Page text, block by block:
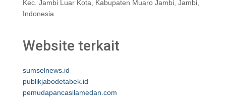
Kec. Jambi Luar Kota, Kabupaten Muaro Jambi, Jambi,
Indonesia
Website terkait
sumselnews.id
publikjabodetabek.id
pemudapancasilamedan.com